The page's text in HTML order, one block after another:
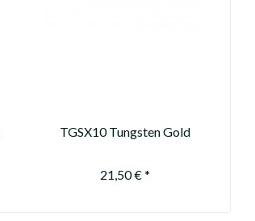
TGSX10 Tungsten Gold
***ausverkauft/sold out****
21,50 € *